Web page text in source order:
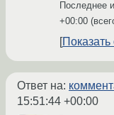
Последнее
+00:00
Показать
Ответ на:
15:51:44 +00:00